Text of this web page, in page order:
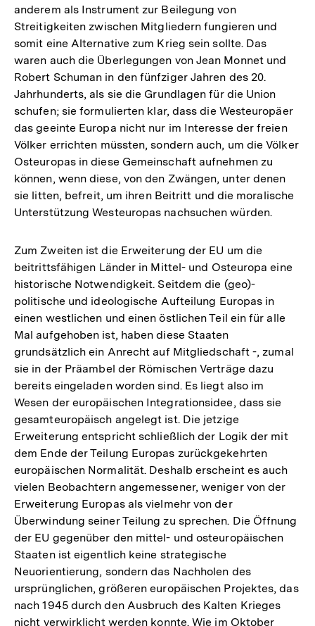
anderem als Instrument zur Beilegung von
Streitigkeiten zwischen Mitgliedern fungieren und
somit eine Alternative zum Krieg sein sollte. Das
waren auch die Überlegungen von Jean Monnet und
Robert Schuman in den fünfziger Jahren des 20.
Jahrhunderts, als sie die Grundlagen für die Union
schufen; sie formulierten klar, dass die Westeuropäer
das geeinte Europa nicht nur im Interesse der freien
Völker errichten müssten, sondern auch, um die Völker
Osteuropas in diese Gemeinschaft aufnehmen zu
können, wenn diese, von den Zwängen, unter denen
sie litten, befreit, um ihren Beitritt und die moralische
Unterstützung Westeuropas nachsuchen würden.
Zum Zweiten ist die Erweiterung der EU um die
beitrittsfähigen Länder in Mittel- und Osteuropa eine
historische Notwendigkeit. Seitdem die (geo)-
politische und ideologische Aufteilung Europas in
einen westlichen und einen östlichen Teil ein für alle
Mal aufgehoben ist, haben diese Staaten
grundsätzlich ein Anrecht auf Mitgliedschaft -, zumal
sie in der Präambel der Römischen Verträge dazu
bereits eingeladen worden sind. Es liegt also im
Wesen der europäischen Integrationsidee, dass sie
gesamteuropäisch angelegt ist. Die jetzige
Erweiterung entspricht schließlich der Logik der mit
dem Ende der Teilung Europas zurückgekehrten
europäischen Normalität. Deshalb erscheint es auch
vielen Beobachtern angemessener, weniger von der
Erweiterung Europas als vielmehr von der
Überwindung seiner Teilung zu sprechen. Die Öffnung
der EU gegenüber den mittel- und osteuropäischen
Staaten ist eigentlich keine strategische
Neuorientierung, sondern das Nachholen des
ursprünglichen, größeren europäischen Projektes, das
nach 1945 durch den Ausbruch des Kalten Krieges
nicht verwirklicht werden konnte. Wie im Oktober